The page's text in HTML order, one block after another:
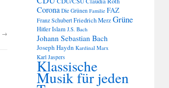
→
Corona Die Grünen Familie FAZ
Franz SchubertFriedrich MerzGrüne
HitlerIslam J.S. Bach
Johann Sebastian Bach
Joseph Haydn Kardinal Marx
Karl Jaspers
Klassische
Musik für jeden